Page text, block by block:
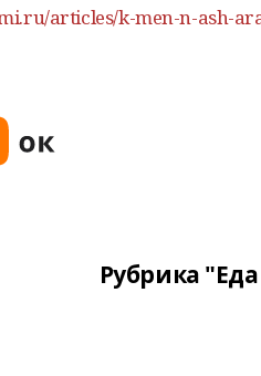
articles/k-men-n-ash-
Рубрика